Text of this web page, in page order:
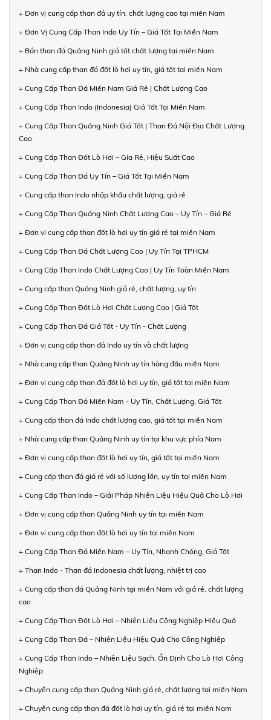
+ Đơn vị cung cấp than đá uy tín, chất lượng cao tại miền Nam
+ Đơn Vị Cung Cấp Than Indo Uy Tín – Giá Tốt Tại Miền Nam
+ Bán than đá Quảng Ninh giá tốt chất lượng tại miền Nam
+ Nhà cung cấp than đá đốt lò hơi uy tín, giá tốt tại miền Nam
+ Cung Cấp Than Đá Miền Nam Giá Rẻ | Chất Lượng Cao
+ Cung Cấp Than Indo (Indonesia) Giá Tốt Tại Miền Nam
+ Cung Cấp Than Quảng Ninh Giá Tốt | Than Đá Nội Địa Chất Lượng
Cao
+ Cung Cấp Than Đốt Lò Hơi – Gía Rẻ, Hiệu Suất Cao
+ Cung Cấp Than Đá Uy Tín – Giá Tốt Tại Miền Nam
+ Cung cấp than Indo nhập khẩu chất lượng, giá rẻ
+ Cung Cấp Than Quảng Ninh Chất Lượng Cao – Uy Tín – Giá Rẻ
+ Đơn vị cung cấp than đốt lò hơi uy tín giá rẻ tại miền Nam
+ Cung Cấp Than Đá Chất Lượng Cao | Uy Tín Tại TPHCM
+ Cung Cấp Than Indo Chất Lượng Cao | Uy Tín Toàn Miền Nam
+ Cung cấp than Quảng Ninh giá rẻ, chất lượng, uy tín
+ Cung Cấp Than Đốt Lò Hơi Chất Lượng Cao | Giá Tốt
+ Cung Cấp Than Đá Giá Tốt - Uy Tín - Chất Lượng
+ Đơn vị cung cấp than đá Indo uy tín và chất lượng
+ Nhà cung cấp than Quảng Ninh uy tín hàng đầu miền Nam
+ Đơn vị cung cấp than đá đốt lò hơi uy tín, giá tốt tại miền Nam
+ Cung Cấp Than Đá Miền Nam - Uy Tín, Chất Lượng, Giá Tốt
+ Cung cấp than đá Indo chất lượng cao, giá tốt tại miền Nam
+ Nhà cung cấp than Quảng Ninh uy tín tại khu vực phía Nam
+ Đơn vị cung cấp than đốt lò hơi uy tín, giá tốt tại miền Nam
+ Cung cấp than đá giá rẻ với số lượng lớn, uy tín tại miền Nam
+ Cung Cấp Than Indo – Giải Pháp Nhiên Liệu Hiệu Quả Cho Lò Hơi
+ Đơn vị cung cấp than Quảng Ninh uy tín tại miền Nam
+ Đơn vị cung cấp than đốt lò hơi uy tín tại miền Nam
+ Cung Cấp Than Đá Miền Nam – Uy Tín, Nhanh Chóng, Giá Tốt
+ Than Indo - Than đá Indonesia chất lượng, nhiệt trị cao
+ Cung cấp than đá Quảng Ninh tại miền Nam với giá rẻ, chất lượng
cao
+ Cung Cấp Than Đốt Lò Hơi – Nhiên Liệu Công Nghiệp Hiệu Quả
+ Cung Cấp Than Đá – Nhiên Liệu Hiệu Quả Cho Công Nghiệp
+ Cung Cấp Than Indo – Nhiên Liệu Sạch, Ổn Định Cho Lò Hơi Công
Nghiệp
+ Chuyên cung cấp than Quảng Ninh giá rẻ, chất lượng tại miền Nam
+ Chuyên cung cấp than đá đốt lò hơi uy tín, giá rẻ tại miền Nam